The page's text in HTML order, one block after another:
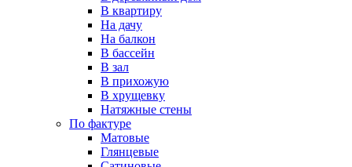
В квартиру
На дачу
На балкон
В бассейн
В зал
В прихожую
В хрущевку
Натяжные стены
По фактуре
Матовые
Глянцевые